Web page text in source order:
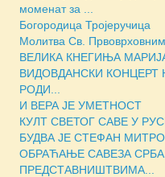
моменат за ...
Богородица Тројеручица
Молитва Св.
ВЕЛИКА КНЕГИЊА
ВИДОВДАНСКИ КОНЦЕРТ
РОДИ...
И ВЕРА ЈЕ УМЕТНОСТ
КУЛТ СВЕТОГ САВЕ У
БУДВА ЈЕ СТЕФАН
ОБРАЋАЊЕ САВЕЗА
ПРЕДСТАВНИШТВИМА...